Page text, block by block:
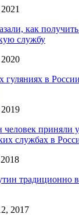
как
службу
гуляниях в
человек приняли
службах в
традиционно
2017